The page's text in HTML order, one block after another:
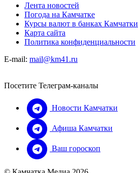
Лента новостей
Погода на Камчатке
Курсы валют в банках Камчатки
Карта сайта
Политика конфиденциальности
E-mail: mail@km41.ru
Посетите Телеграм-каналы
Новости Камчатки
Афиша Камчатки
Ваш гороскоп